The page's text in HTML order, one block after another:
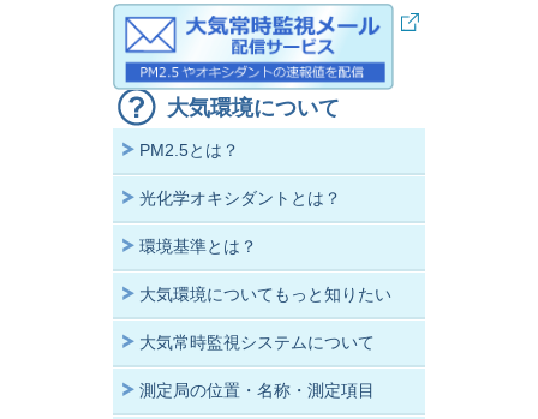
大気環境について
PM2.5とは？
光化学オキシダントとは？
環境基準とは？
大気環境についてもっと知りたい
大気常時監視システムについて
測定局の位置・名称・測定項目